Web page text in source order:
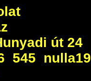
út 24
545 nulla19